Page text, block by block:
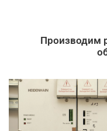
Производим